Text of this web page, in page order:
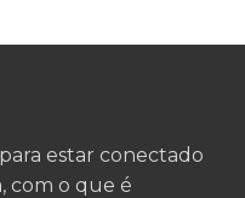
estar conectado
com o que é